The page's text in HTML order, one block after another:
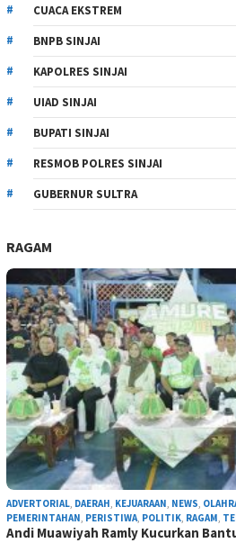
CUACA EKSTREM
BNPB SINJAI
KAPOLRES SINJAI
UIAD SINJAI
BUPATI SINJAI
RESMOB POLRES SINJAI
GUBERNUR SULTRA
RAGAM
ADVERTORIAL, DAERAH, KEJUARAAN, NEWS,
PEMERINTAHAN, PERISTIWA, POLITIK, RAGAM,
Andi Muawiyah Ramly Kucurkan